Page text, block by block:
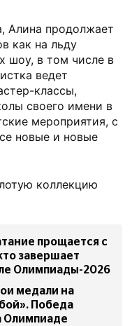
Алина продолжает
как на льду
шоу, в том числе в
ведет
классы,
своего имени в
мероприятия, с
новые и новые
коллекцию
прощается с
завершает
Олимпиады-2026
медали на
Победа
Олимпиаде